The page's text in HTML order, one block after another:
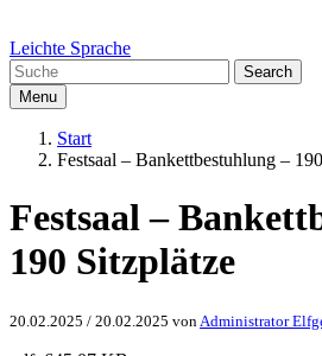
Leichte Sprache
Search
Menu
Start
Festsaal – Bankettbestuhlung –
Festsaal –
190 Sitzplätze
20.02.2025 / 20.02.2025 von Administrator